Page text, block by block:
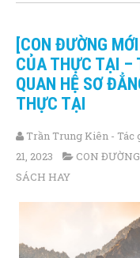
[CON ĐƯỜNG
CỦA THỰC TẠI –
QUAN HỆ SƠ
THỰC TẠI
Trần Trung Kiên - Tác
21, 2023
CON
SÁCH HAY